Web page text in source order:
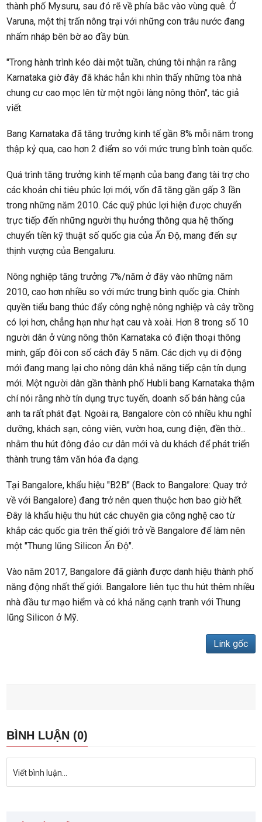
thành phố Mysuru, sau đó rẽ về phía bắc vào vùng quê. Ở
Varuna, một thị trấn nông trại với những con trâu nước đang
nhấm nháp bên bờ ao đầy bùn.
"Trong hành trình kéo dài một tuần, chúng tôi nhận ra rằng
Karnataka giờ đây đã khác hẳn khi nhìn thấy những tòa nhà
chung cư cao mọc lên từ một ngôi làng nông thôn", tác giả
viết.
Bang Karnataka đã tăng trưởng kinh tế gần 8% mỗi năm trong
thập kỷ qua, cao hơn 2 điểm so với mức trung bình toàn quốc.
Quá trình tăng trưởng kinh tế mạnh của bang đang tài trợ cho
các khoản chi tiêu phúc lợi mới, vốn đã tăng gần gấp 3 lần
trong những năm 2010. Các quỹ phúc lợi hiện được chuyển
trực tiếp đến những người thụ hưởng thông qua hệ thống
chuyển tiền kỹ thuật số quốc gia của Ấn Độ, mang đến sự
thịnh vượng của Bengaluru.
Nông nghiệp tăng trưởng 7%/năm ở đây vào những năm
2010, cao hơn nhiều so với mức trung bình quốc gia. Chính
quyền tiểu bang thúc đẩy công nghệ nông nghiệp và cây trồng
có lợi hơn, chẳng hạn như hạt cau và xoài. Hơn 8 trong số 10
người dân ở vùng nông thôn Karnataka có điện thoại thông
minh, gấp đôi con số cách đây 5 năm. Các dịch vụ di động
mới đang mang lại cho nông dân khả năng tiếp cận tín dụng
mới. Một người dân gần thành phố Hubli bang Karnataka thậm
chí nói rằng nhờ tín dụng trực tuyến, doanh số bán hàng của
anh ta rất phát đạt. Ngoài ra, Bangalore còn có nhiều khu nghỉ
dưỡng, khách sạn, công viên, vườn hoa, cung điện, đền thờ...
nhằm thu hút đông đảo cư dân mới và du khách để phát triển
thành trung tâm văn hóa đa dạng.
Tại Bangalore, khẩu hiệu "B2B" (Back to Bangalore: Quay trở
về với Bangalore) đang trở nên quen thuộc hơn bao giờ hết.
Đây là khẩu hiệu thu hút các chuyên gia công nghệ cao từ
khắp các quốc gia trên thế giới trở về Bangalore để làm nên
một "Thung lũng Silicon Ấn Độ".
Vào năm 2017, Bangalore đã giành được danh hiệu thành phố
năng động nhất thế giới. Bangalore liên tục thu hút thêm nhiều
nhà đầu tư mạo hiểm và có khả năng cạnh tranh với Thung
lũng Silicon ở Mỹ.
Link gốc
BÌNH LUẬN (0)
Viết bình luận...